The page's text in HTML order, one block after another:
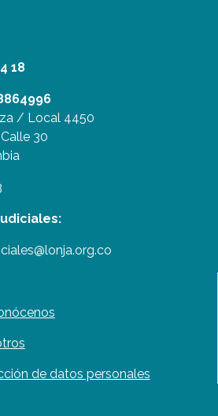
18
/ Local 4450
30
de datos personales